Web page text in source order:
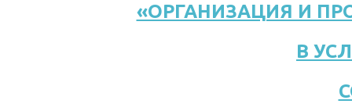
«ОРГАНИЗАЦИЯ И
В